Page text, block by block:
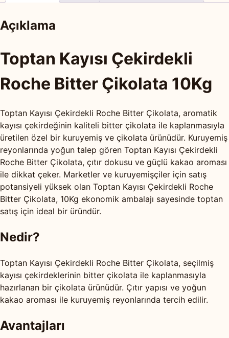
Açıklama
Toptan Kayısı Çekirdekli
Roche Bitter Çikolata 10Kg
Toptan Kayısı Çekirdekli Roche Bitter Çikolata, aromatik
kayısı çekirdeğinin kaliteli bitter çikolata ile kaplanmasıyla
üretilen özel bir kuruyemiş ve çikolata ürünüdür. Kuruyemiş
reyonlarında yoğun talep gören Toptan Kayısı Çekirdekli
Roche Bitter Çikolata, çıtır dokusu ve güçlü kakao aroması
ile dikkat çeker. Marketler ve kuruyemişçiler için satış
potansiyeli yüksek olan Toptan Kayısı Çekirdekli Roche
Bitter Çikolata, 10Kg ekonomik ambalajı sayesinde toptan
satış için ideal bir üründür.
Nedir?
Toptan Kayısı Çekirdekli Roche Bitter Çikolata, seçilmiş
kayısı çekirdeklerinin bitter çikolata ile kaplanmasıyla
hazırlanan bir çikolata ürünüdür. Çıtır yapısı ve yoğun
kakao aroması ile kuruyemiş reyonlarında tercih edilir.
Avantajları